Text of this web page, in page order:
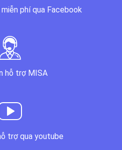
phí qua Facebook
hỗ trợ MISA
trợ qua youtube